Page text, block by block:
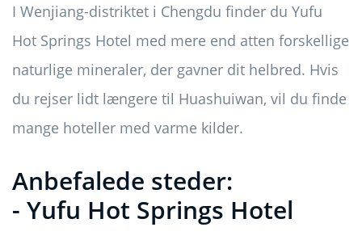
I Wenjiang-distriktet i Chengdu finder du Yufu
Hot Springs Hotel med mere end atten forskellige
naturlige mineraler, der gavner dit helbred. Hvis
du rejser lidt længere til Huashuiwan, vil du finde
mange hoteller med varme kilder.
Anbefalede steder:
- Yufu Hot Springs Hotel